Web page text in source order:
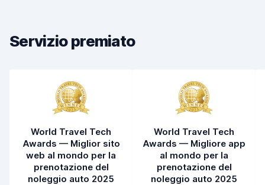
Condizioni dell'auto
Servizio premiato
World Travel Tech
Awards — Miglior sito
web al mondo per la
prenotazione del
noleggio auto 2025
World Travel Tech
Awards — Migliore app
al mondo per la
prenotazione del
noleggio auto 2025